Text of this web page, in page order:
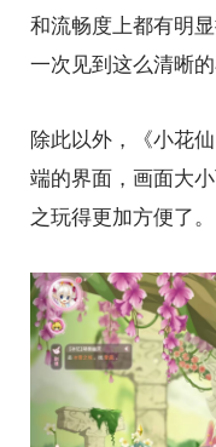
和流畅度上都有明
一次见到这么清晰
除此以外，《小花
端的界面，画面大
之玩得更加方便了。